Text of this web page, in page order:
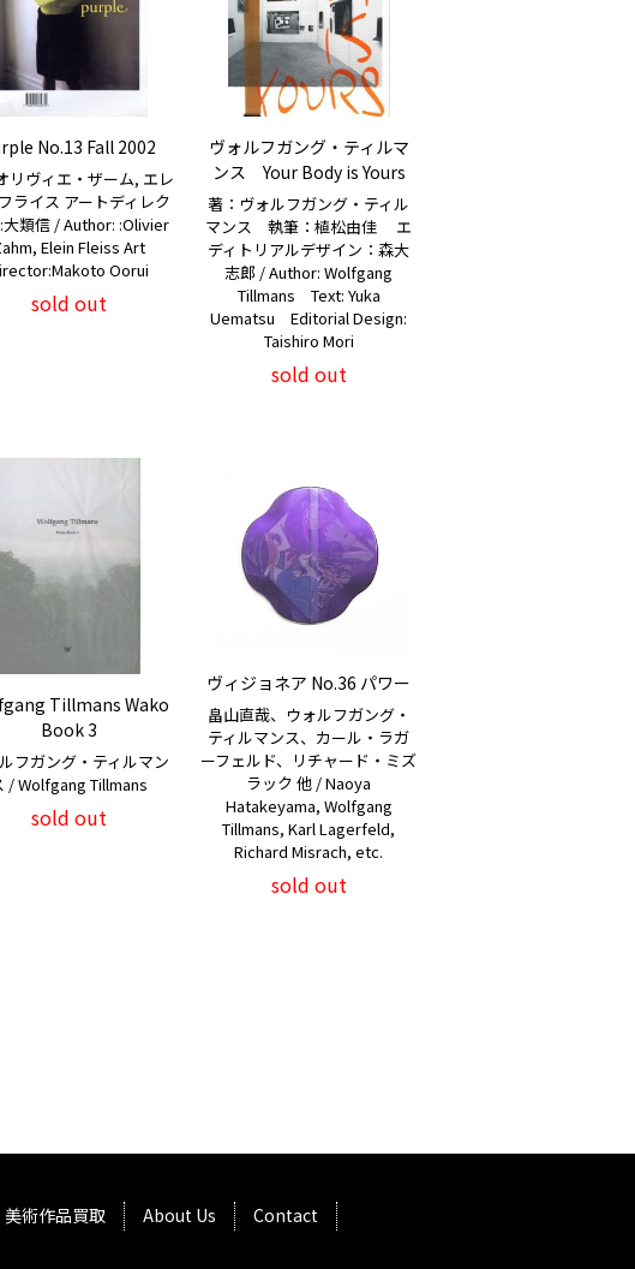
No.13 Fall 2002
リヴィエ・ザーム, エレ
ライス アートディレク
大類信 / Author: :Olivier
Elein Fleiss Art
Oorui
sold out
ヴォルフガング・ティルマ
ンス Your Body is Yours
著：ヴォルフガング・ティル
マンス 執筆：植松由佳 エ
ディトリアルデザイン：森大
志郎 / Author: Wolfgang
Tillmans Text: Yuka
Uematsu Editorial Design:
Taishiro Mori
sold out
Tillmans Wako
Book 3
フガング・ティルマン
/ Wolfgang Tillmans
sold out
ヴィジョネア No.36 パワー
畠山直哉、ウォルフガング・
ティルマンス、カール・ラガ
ーフェルド、リチャード・ミズ
ラック 他 / Naoya
Hatakeyama, Wolfgang
Tillmans, Karl Lagerfeld,
Richard Misrach, etc.
sold out
美術作品買取 About Us Contact